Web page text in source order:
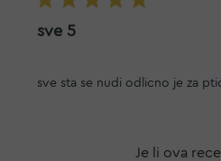
sve 5
sve sta se nudi odlicno je za
Je li ova